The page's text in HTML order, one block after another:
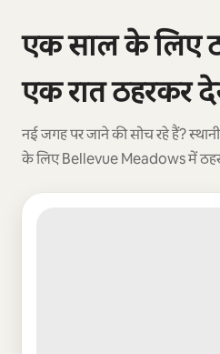
एक साल के लिए
एक रात ठहरकर
नई जगह पर जाने की सोच रहे हैं?
के लिए Bellevue Meadows में
कुल 0 आइटम में से 0 दिखाया जा रहा है